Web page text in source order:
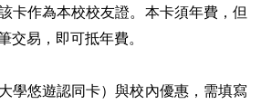
卡作為本校校友證。本卡須年費，但
交易，即可抵年費。
學悠遊認同卡）與校內優惠，需填寫